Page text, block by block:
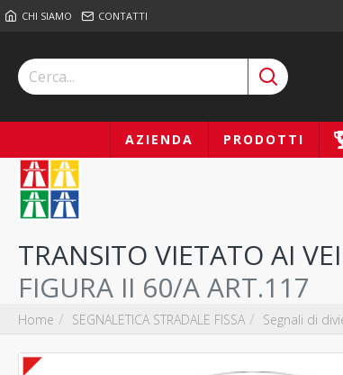
CHI SIAMO CONTATTI
AZIENDA PRODOTTI
Home SEGNALETICA STRADALE FISSA Segnali di
TRANSITO VIETATO AI
FIGURA II 60/A ART.117